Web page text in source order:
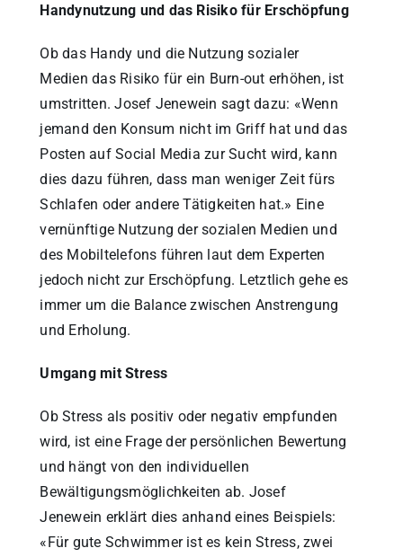
Handynutzung und das Risiko für Erschöpfung
Ob das Handy und die Nutzung sozialer
Medien das Risiko für ein Burn-out erhöhen, ist
umstritten. Josef Jenewein sagt dazu: «Wenn
jemand den Konsum nicht im Griff hat und das
Posten auf Social Media zur Sucht wird, kann
dies dazu führen, dass man weniger Zeit fürs
Schlafen oder andere Tätigkeiten hat.» Eine
vernünftige Nutzung der sozialen Medien und
des Mobiltelefons führen laut dem Experten
jedoch nicht zur Erschöpfung. Letztlich gehe es
immer um die Balance zwischen Anstrengung
und Erholung.
Umgang mit Stress
Ob Stress als positiv oder negativ empfunden
wird, ist eine Frage der persönlichen Bewertung
und hängt von den individuellen
Bewältigungsmöglichkeiten ab. Josef
Jenewein erklärt dies anhand eines Beispiels:
«Für gute Schwimmer ist es kein Stress, zwei